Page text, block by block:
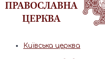
Київська церква